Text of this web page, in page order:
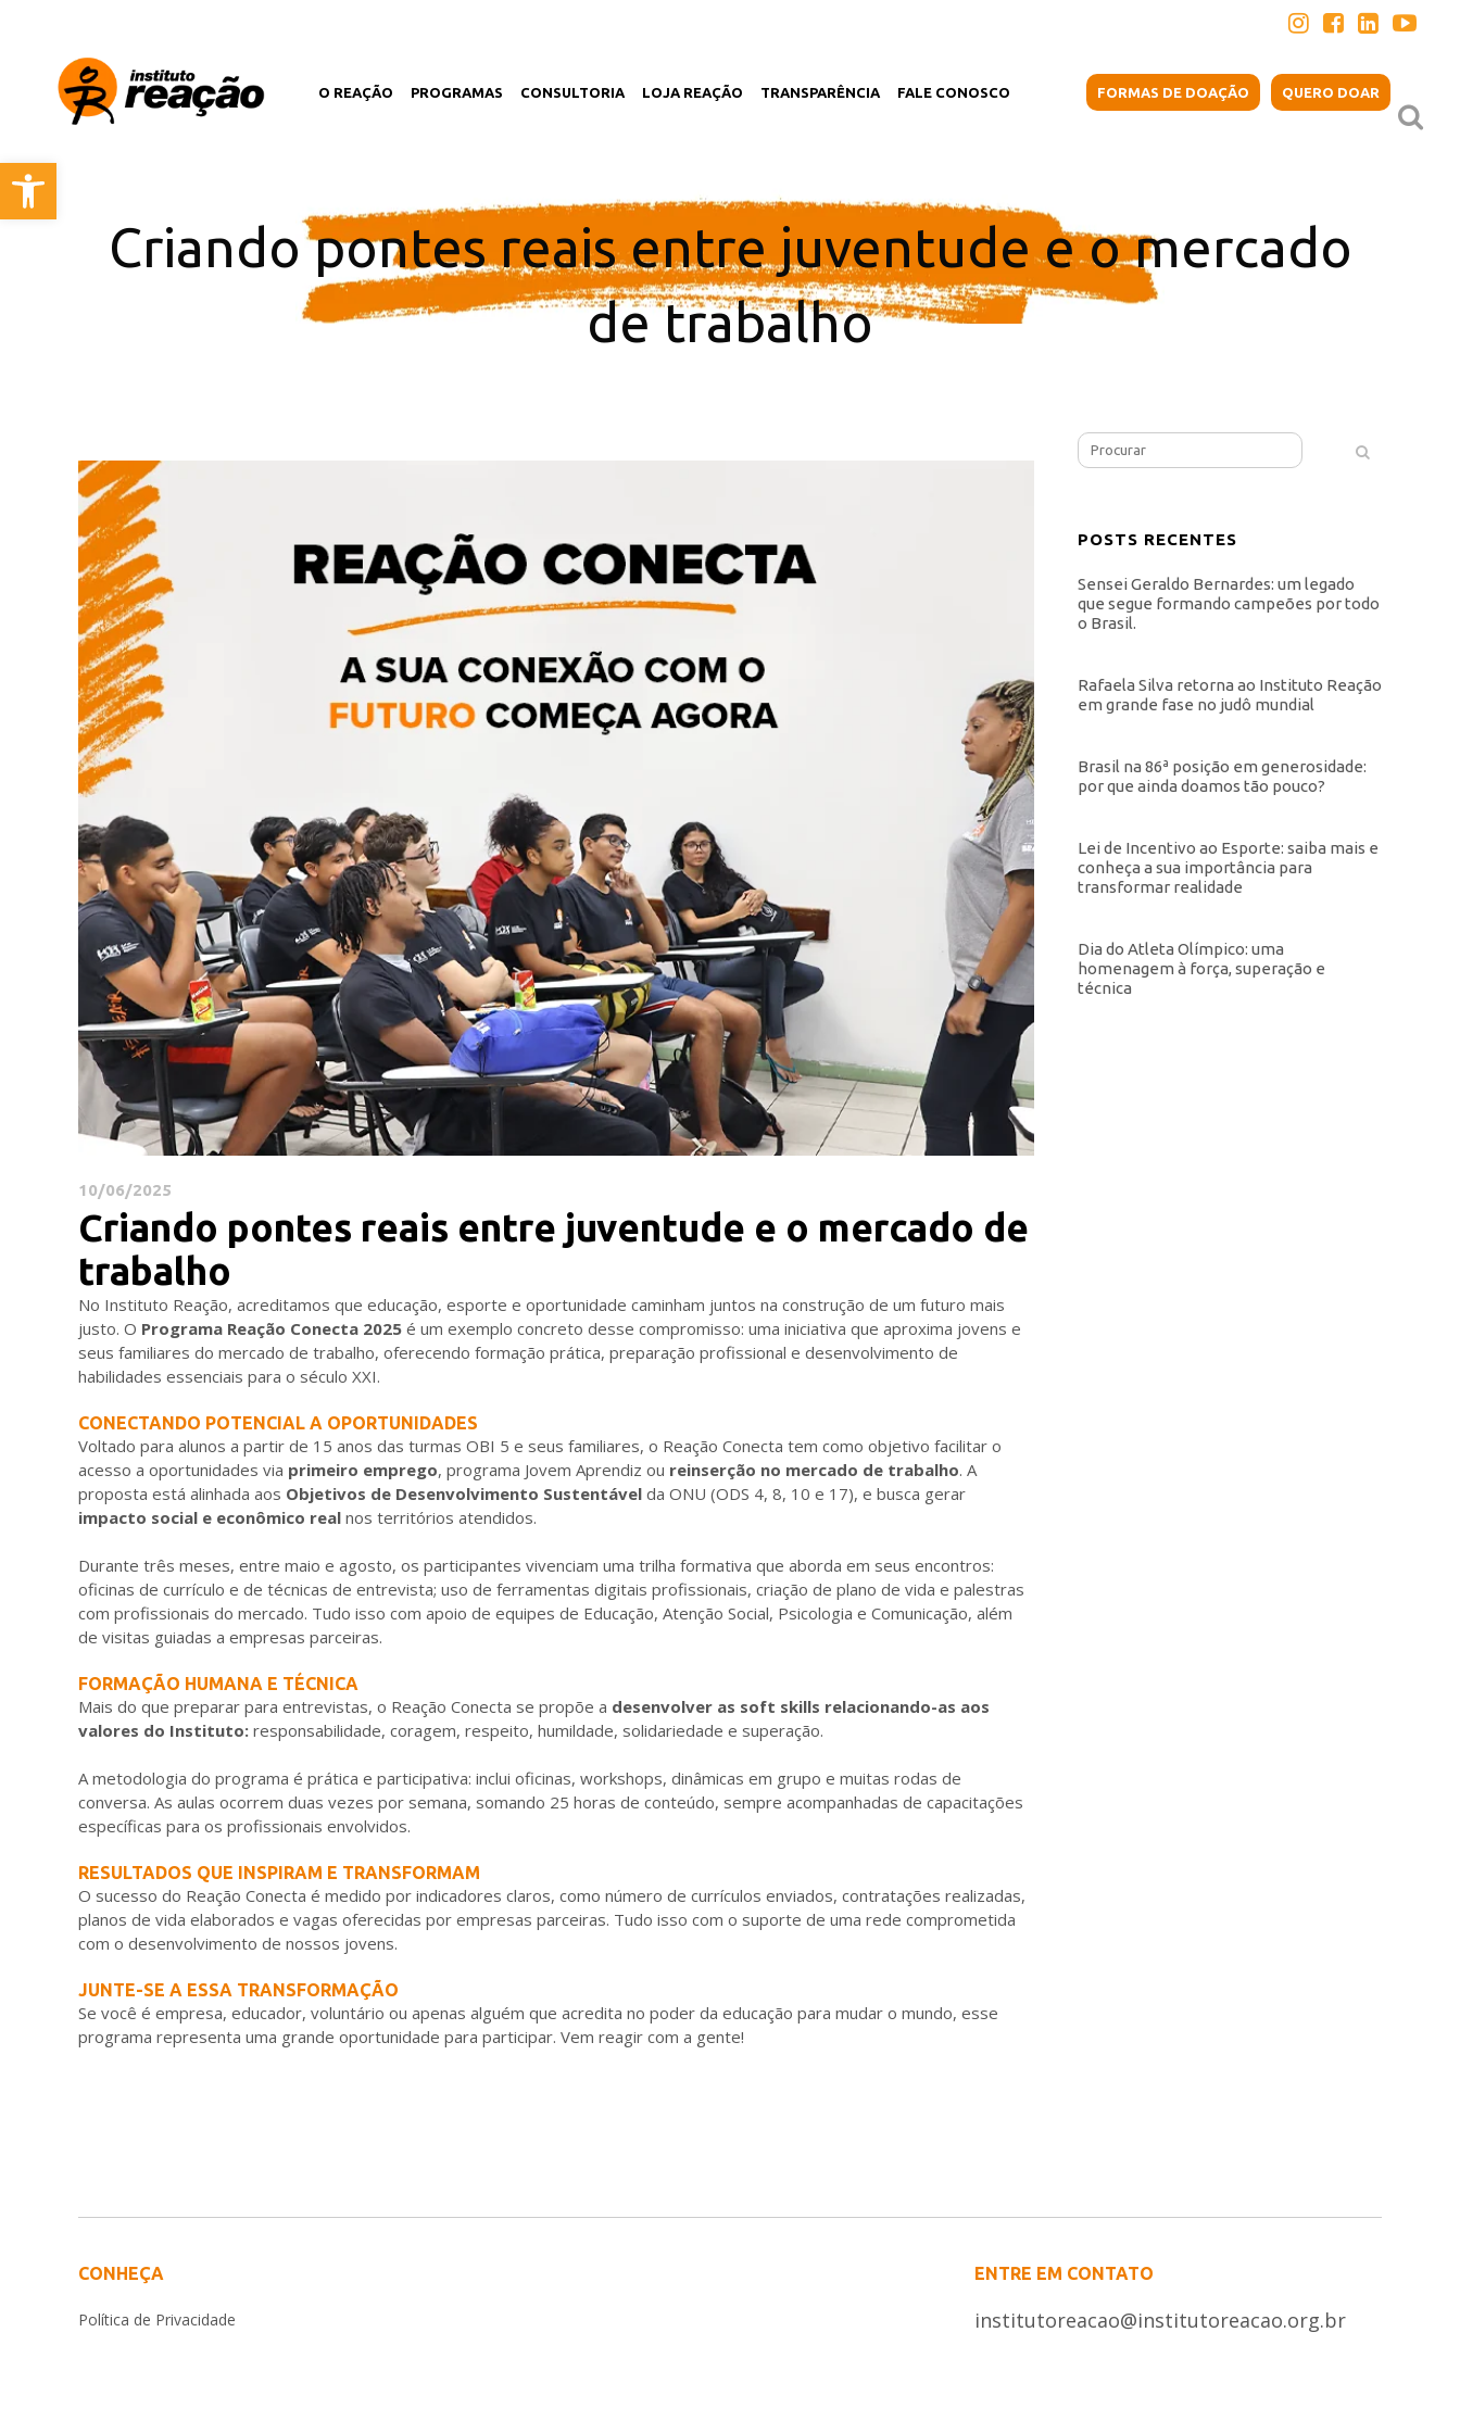
Open toolbar
O REAÇÃO PROGRAMAS CONSULTORIA LOJA REAÇÃO TRANSPARÊNCIA FALE CONOSCO QUERO DOAR
FORMAS DE DOAÇÃO
Criando pontes reais entre juventude e o mercado
de trabalho
10/06/2025
Criando pontes reais entre juventude e o mercado de
trabalho
No Instituto Reação, acreditamos que educação, esporte e oportunidade caminham juntos na construção de um futuro mais
justo. O Programa Reação Conecta 2025 é um exemplo concreto desse compromisso: uma iniciativa que aproxima jovens e
seus familiares do mercado de trabalho, oferecendo formação prática, preparação profissional e desenvolvimento de
habilidades essenciais para o século XXI.
CONECTANDO POTENCIAL A OPORTUNIDADES
Voltado para alunos a partir de 15 anos das turmas OBI 5 e seus familiares, o Reação Conecta tem como objetivo facilitar o
acesso a oportunidades via primeiro emprego, programa Jovem Aprendiz ou reinserção no mercado de trabalho. A
proposta está alinhada aos Objetivos de Desenvolvimento Sustentável da ONU (ODS 4, 8, 10 e 17), e busca gerar
impacto social e econômico real nos territórios atendidos.
Durante três meses, entre maio e agosto, os participantes vivenciam uma trilha formativa que aborda em seus encontros:
oficinas de currículo e de técnicas de entrevista; uso de ferramentas digitais profissionais, criação de plano de vida e palestras
com profissionais do mercado. Tudo isso com apoio de equipes de Educação, Atenção Social, Psicologia e Comunicação, além
de visitas guiadas a empresas parceiras.
FORMAÇÃO HUMANA E TÉCNICA
Mais do que preparar para entrevistas, o Reação Conecta se propõe a desenvolver as soft skills relacionando-as aos
valores do Instituto: responsabilidade, coragem, respeito, humildade, solidariedade e superação.
A metodologia do programa é prática e participativa: inclui oficinas, workshops, dinâmicas em grupo e muitas rodas de
conversa. As aulas ocorrem duas vezes por semana, somando 25 horas de conteúdo, sempre acompanhadas de capacitações
específicas para os profissionais envolvidos.
RESULTADOS QUE INSPIRAM E TRANSFORMAM
O sucesso do Reação Conecta é medido por indicadores claros, como número de currículos enviados, contratações realizadas,
planos de vida elaborados e vagas oferecidas por empresas parceiras. Tudo isso com o suporte de uma rede comprometida
com o desenvolvimento de nossos jovens.
JUNTE-SE A ESSA TRANSFORMAÇÃO
Se você é empresa, educador, voluntário ou apenas alguém que acredita no poder da educação para mudar o mundo, esse
programa representa uma grande oportunidade para participar. Vem reagir com a gente!
POSTS RECENTES
Sensei Geraldo Bernardes: um legado
que segue formando campeões por todo
o Brasil.
Rafaela Silva retorna ao Instituto Reação
em grande fase no judô mundial
Brasil na 86ª posição em generosidade:
por que ainda doamos tão pouco?
Lei de Incentivo ao Esporte: saiba mais e
conheça a sua importância para
transformar realidade
Dia do Atleta Olímpico: uma
homenagem à força, superação e
técnica
CONHEÇA
Política de Privacidade
ENTRE EM CONTATO
institutoreacao@institutoreacao.org.br